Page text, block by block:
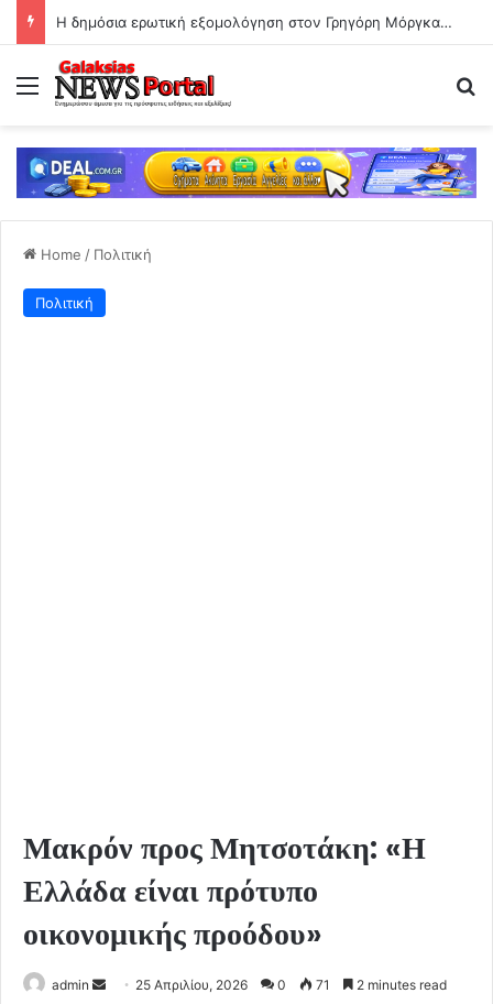
Η δημόσια ερωτική εξομολόγηση στον Γρηγόρη Μόργκαν – «Όνειρό μου ένας άντρας σαν εσένα»
Menu
Home / Πολιτική
Πολιτική
Μακρόν προς Μητσοτάκη: «Η
Ελλάδα είναι πρότυπο
οικονομικής προόδου»
admin
Send 25 Απριλίου, 2026 0 71 2 minutes read